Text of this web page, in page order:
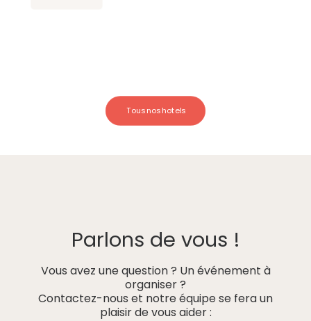
Tous nos hotels
Parlons de vous !
Vous avez une question ? Un événement à
organiser ?
Contactez-nous et notre équipe se fera un
plaisir de vous aider :